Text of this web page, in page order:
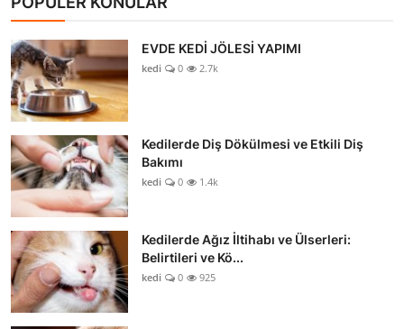
EVDE KEDİ JÖLESİ YAPIMI
kedi 0 2.7k
Kedilerde Diş Dökülmesi ve Etkili Diş
Bakımı
kedi 0 1.4k
Kedilerde Ağız İltihabı ve Ülserleri:
Belirtileri ve Kö...
kedi 0 925